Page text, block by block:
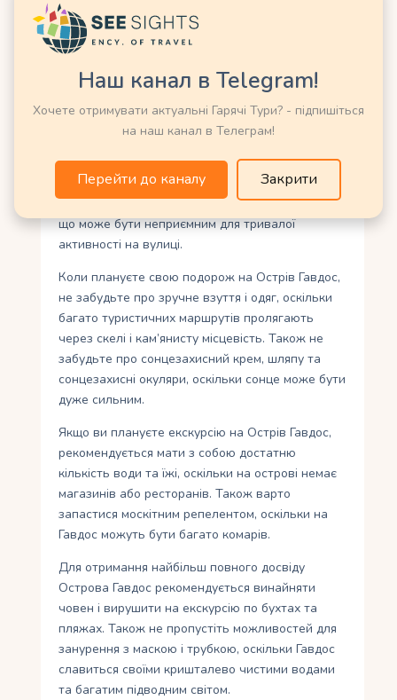
найкращий час та корисні
поради
Найкращий час для відвідування Острова
Гавдос – весна та осінь, коли клімат на Криті є
помірним і приємним. У цей період температура
повітря становить близько 20-25 градусів
Цельсія, а вода прогрівається до комфортних
18-22 градусів. Літні місяці можуть бути дуже
спекотними, з температурою понад 30 градусів,
що може бути неприємним для тривалої
активності на вулиці.
Коли плануєте свою подорож на Острів Гавдос,
не забудьте про зручне взуття і одяг, оскільки
багато туристичних маршрутів пролягають
через скелі і кам’янисту місцевість. Також не
забудьте про сонцезахисний крем, шляпу та
сонцезахисні окуляри, оскільки сонце може бути
дуже сильним.
Якщо ви плануєте екскурсію на Острів Гавдос,
рекомендується мати з собою достатню
кількість води та їжі, оскільки на острові немає
магазинів або ресторанів. Також варто
запастися москітним репелентом, оскільки на
Гавдос можуть бути багато комарів.
Для отримання найбільш повного досвіду
Острова Гавдос рекомендується винайняти
човен і вирушити на екскурсію по бухтах та
пляжах. Також не пропустіть можливостей для
занурення з маскою і трубкою, оскільки Гавдос
славиться своїми кришталево чистими водами
та багатим підводним світом.
Наш канал в Telegram!
Хочете отримувати актуальні Гарячі Тури? - підпишіться
на наш канал в Телеграм!
Перейти до каналу Закрити